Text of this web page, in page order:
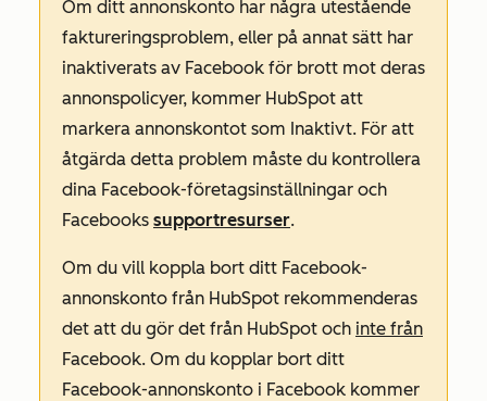
Om ditt annonskonto har några utestående
faktureringsproblem, eller på annat sätt har
inaktiverats av Facebook för brott mot deras
annonspolicyer, kommer HubSpot att
markera annonskontot som Inaktivt. För att
åtgärda detta problem måste du kontrollera
dina Facebook-företagsinställningar och
Facebooks supportresurser.
Om du vill koppla bort ditt Facebook-
annonskonto från HubSpot rekommenderas
det att du gör det från HubSpot och inte från
Facebook. Om du kopplar bort ditt
Facebook-annonskonto i Facebook kommer